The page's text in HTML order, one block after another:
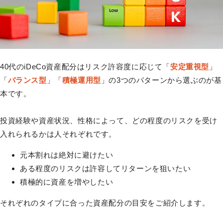
40代のiDeCo資産配分はリスク許容度に応じて「安定重視型 」
「バランス型 」「積極運用型 」の3つのパターンから選ぶのが基
本です。
投資経験や資産状況、性格によって、どの程度のリスクを受け
入れられるかは人それぞれです。
元本割れは絶対に避けたい
ある程度のリスクは許容してリターンを狙いたい
積極的に資産を増やしたい
それぞれのタイプに合った資産配分の目安をご紹介します。